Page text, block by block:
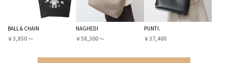
BALL＆CHAIN
￥3,850 〜
NAGHEDI
￥58,300 〜
PUNTI.
￥37,400